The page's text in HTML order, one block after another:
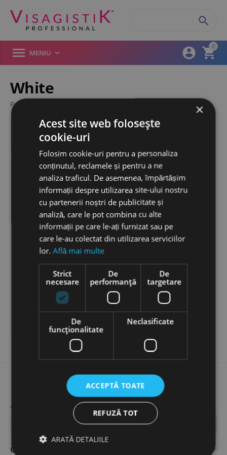
0



 MENIU 
White
Pagina start
Filtre
WHITE
WHITE Dispozitiv Hyaluron
ADAUGĂ ÎN COȘ 
ABONEAZA-TE LA NEWSLETTERUL NOSTRU!
Contul meu
×
Acest site web folosește
cookie-uri
Folosim cookie-uri pentru a personaliza
conținutul, reclamele și pentru a ne
analiza traficul. De asemenea, împărtășim
informații despre utilizarea site-ului nostru
cu partenerii noștri de publicitate și
analiză, care le pot combina cu alte
informații pe care le-ați furnizat sau pe
care le-au colectat din utilizarea serviciilor
lor.Află mai multe
Strict
necesare
De
performanță
De
targetare
De
funcţionalitate
Neclasificate
ACCEPTĂ TOATE
REFUZĂ TOT
ARATĂ DETALIILE